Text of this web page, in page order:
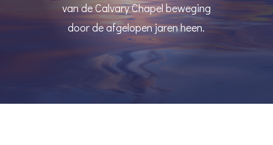
van de Calvary Chapel beweging
door de afgelopen jaren heen.